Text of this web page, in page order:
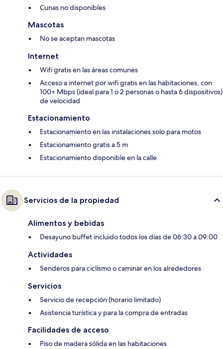
Cunas no disponibles
Mascotas
No se aceptan mascotas
Internet
Wifi gratis en las áreas comunes
Acceso a internet por wifi gratis en las habitaciones, con
100+ Mbps (ideal para 1 o 2 personas o hasta 6 dispositivos)
de velocidad
Estacionamiento
Estacionamiento en las instalaciones solo para motos
Estacionamiento gratis a 5 m
Estacionamiento disponible en la calle
Servicios de la propiedad
Alimentos y bebidas
Desayuno buffet incluido todos los días de 06:30 a 09:00
Actividades
Senderos para ciclismo o caminar en los alrededores
Servicios
Servicio de recepción (horario limitado)
Asistencia turística y para la compra de entradas
Facilidades de acceso
Piso de madera sólida en las habitaciones